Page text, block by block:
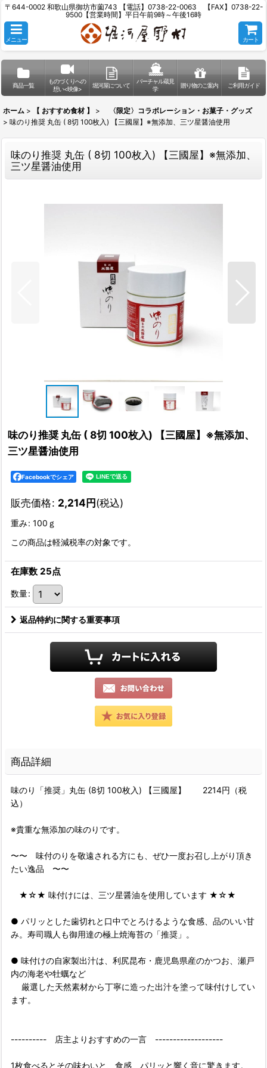
〒644-0002 和歌山県御坊市薗743 【電話】0738-22-0063 【FAX】0738-22-
9500【営業時間】平日午前9時～午後16時
メニュー カート
商品一覧
ものづくりへの
想い<映像>
堀河屋について
バーチャル蔵見
学
贈り物のご案内 ご利用ガイド
ホーム > 【 おすすめ食材 】 >
〈限定〉コラボレーション・お菓子・グッズ
> 味のり推奨 丸缶 ( 8切 100枚入) 【三國屋】※無添加、三ツ星醤油使用
味のり推奨 丸缶 ( 8切 100枚入) 【三國屋】※無添加、
三ツ星醤油使用
味のり推奨 丸缶 ( 8切 100枚入) 【三國屋】※無添加、
三ツ星醤油使用
Facebookでシェア
販売価格: 2,214円(税込)
重み: 100ｇ
この商品は軽減税率の対象です。
在庫数 25点
数量:
返品特約に関する重要事項
商品詳細
味のり「推奨」丸缶 (8切 100枚入) 【三國屋】 2214円（税
込）
※貴重な無添加の味のりです。
〜〜 味付のりを敬遠される方にも、ぜひ一度お召し上がり頂き
たい逸品 〜〜
★☆★ 味付けには、三ツ星醤油を使用しています ★☆★
● パリッとした歯切れと口中でとろけるような食感、品のいい甘
み。寿司職人も御用達の極上焼海苔の「推奨」。
● 味付けの自家製出汁は、利尻昆布・鹿児島県産のかつお、瀬戸
内の海老や牡蠣など
厳選した天然素材から丁寧に造った出汁を塗って味付けしてい
ます。
---------- 店主よりおすすめの一言 -------------------
1枚食べるとその味わいと、食感、パリッと響く音に驚きます。